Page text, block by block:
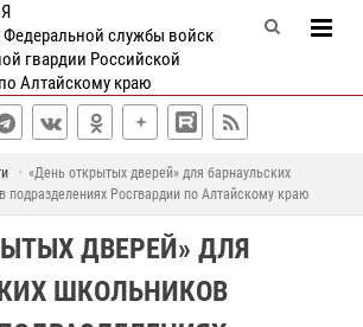
Федеральной службы войск
гвардии Российской
Алтайскому краю
«День открытых дверей» для барнаульских
подразделениях Росгвардии по Алтайскому краю
ДВЕРЕЙ» ДЛЯ
ШКОЛЬНИКОВ